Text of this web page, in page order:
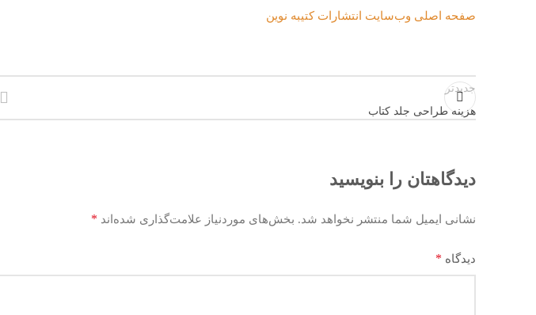
صفحه اصلی وب‌سایت انتشارات کتیبه نوین
جدیدتر
هزینه طراحی جلد کتاب
دیدگاهتان را بنویسید
نشانی ایمیل شما منتشر نخواهد شد. بخش‌های موردنیاز علامت‌گذاری شده‌اند *
دیدگاه *